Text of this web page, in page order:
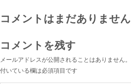
コメントはまだありません
コメントを残す
メールアドレスが公開されることはありません。
付いている欄は必須項目です